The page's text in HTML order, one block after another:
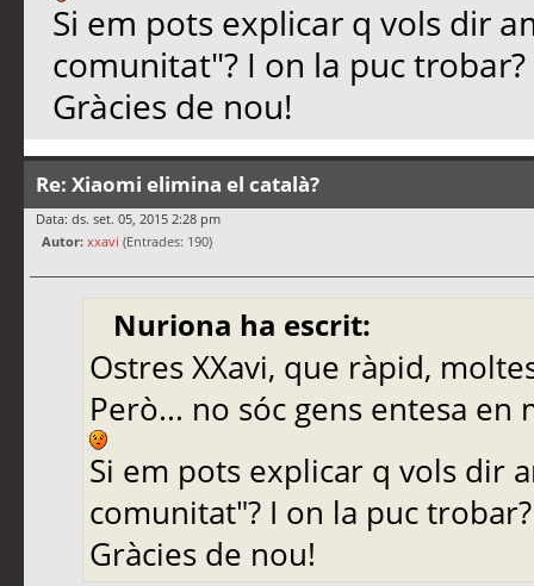
Si em pots explicar q vols dir
comunitat"? I on la puc trobar?
Gràcies de nou!
Re: Xiaomi elimina el català?
Data: ds. set. 05, 2015 2:28 pm
Autor: xxavi (Entrades: 190)
Nuriona ha escrit:
Ostres XXavi, que ràpid,
Però... no sóc gens entesa en
Si em pots explicar q vols dir
comunitat"? I on la puc trobar?
Gràcies de nou!